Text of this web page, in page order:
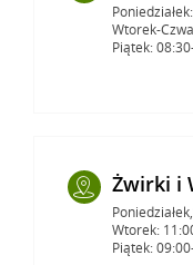
Wtorek-
Piątek:
Żwirki i
Wtorek:
Piątek: